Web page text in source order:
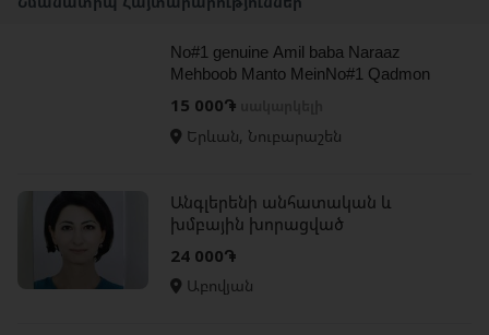
No#1 genuine Amil baba Naraaz
Mehboob Manto MeinNo#1 Qadmon
Mein | Love Marriage Specialist Amil
UK
15 000֏
Երևան, Նուբարաշեն
Անգլերենի անհատական և
խմբային խորացված
պարապմունքներ՝ և՛
մեծահասակների, և՛
դպրոցականների հետ ք.Աբովյ
24 000֏
Աբովյան